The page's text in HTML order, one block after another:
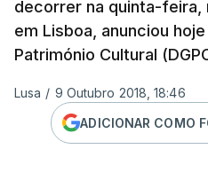
decorrer na quinta-feira,
em Lisboa, anunciou
Património Cultural
Lusa / 9 Outubro 2018, 18:46
ADICIONAR COMO